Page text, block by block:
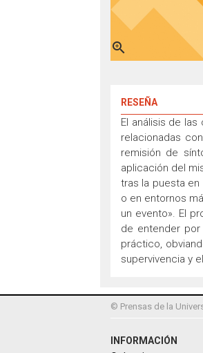

RESEÑA
El análisis de
relacionadas
remisión de
aplicación del
tras la puesta
o en entornos
un evento». El
de entender
práctico,
supervivencia y
© Prensas de la
INFORMACIÓN